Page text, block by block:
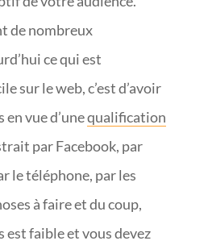
de nombreux
ce qui est
sur le web, c’est d’avoir
en vue d’unequalification
par Facebook, par
le téléphone, par les
à faire et du coup,
est faible et vous devez